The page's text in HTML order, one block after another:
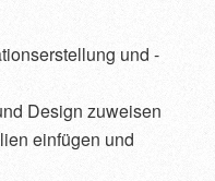
und -
Design zuweisen
einfügen und